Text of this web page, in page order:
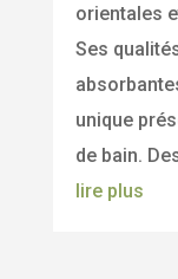
orientales
Ses
unique
de bain.
lire plus